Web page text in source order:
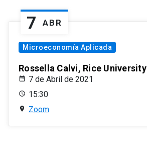
7 ABR
Microeconomía Aplicada
Rossella Calvi, Rice University
7 de Abril de 2021
15:30
Zoom